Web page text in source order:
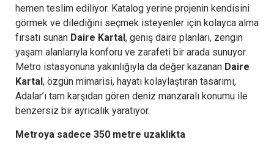
hemen teslim ediliyor. Katalog yerine projenin kendisini
görmek ve dilediğini seçmek isteyenler için kolayca alma
fırsatı sunan Daire Kartal, geniş daire planları, zengin
yaşam alanlarıyla konforu ve zarafeti bir arada sunuyor.
Metro istasyonuna yakınlığıyla da değer kazanan Daire
Kartal, özgün mimarisi, hayatı kolaylaştıran tasarımı,
Adalar’ı tam karşıdan gören deniz manzaralı konumu ile
benzersiz bir ayrıcalık yaratıyor.
Metroya sadece 350 metre uzaklıkta